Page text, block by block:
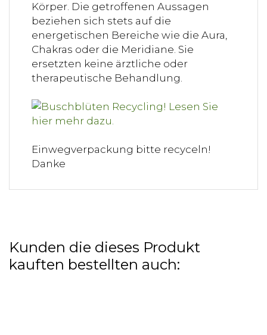
Körper. Die getroffenen Aussagen
beziehen sich stets auf die
energetischen Bereiche wie die Aura,
Chakras oder die Meridiane. Sie
ersetzten keine ärztliche oder
therapeutische Behandlung.
Einwegverpackung bitte recyceln!
Danke
Kunden die dieses Produkt
kauften bestellten auch: